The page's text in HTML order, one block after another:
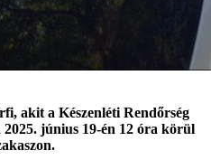
akit a Készenléti Rendőrség
június 19-én 12 óra körül